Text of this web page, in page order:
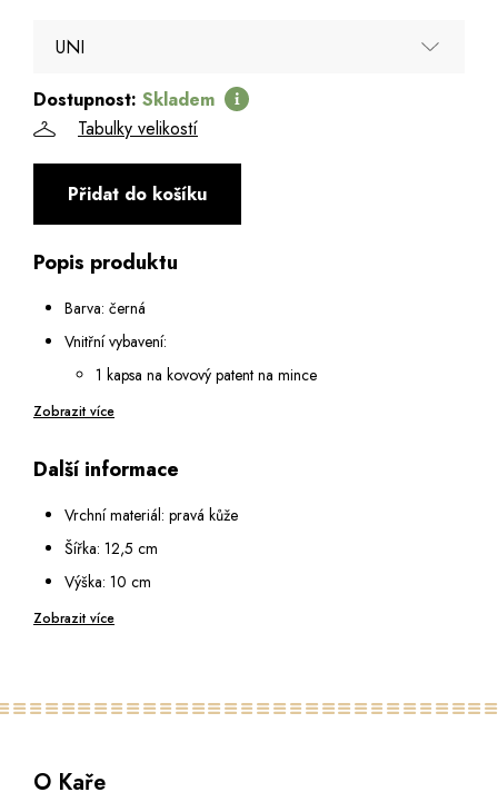
UNI
UNI
Dostupnost: Skladem
Tabulky velikostí
Přidat do košíku
Popis produktu
Barva: černá
Vnitřní vybavení:
1 kapsa na kovový patent na mince
2 otevřené podélné přihrádky na bankovky
1 průhledná přihrádka se síťkou
Zobrazit více
Další informace
Vrchní materiál: pravá kůže
Šířka: 12,5 cm
Výška: 10 cm
Hloubka: 2,5 cm
Zobrazit více
O Kaře